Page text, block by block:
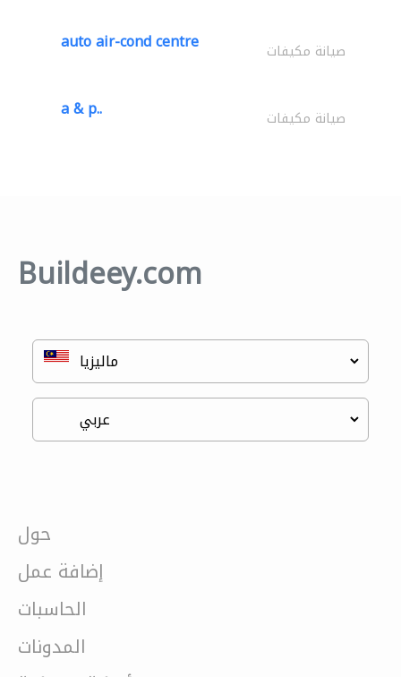
auto air-cond centre صيانة مكيفات
a & p.. صيانة مكيفات
Buildeey.com
حول
إضافة عمل
الحاسبات
المدونات